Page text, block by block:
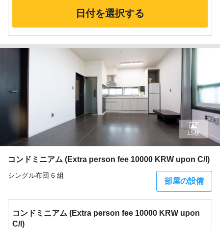
日付を選択する
コンドミニアム (Extra person fee 10000 KRW upon C/I)
シングル布団 6 組
部屋の設備
15枚
コンドミニアム (Extra person fee 10000 KRW upon
C/I)